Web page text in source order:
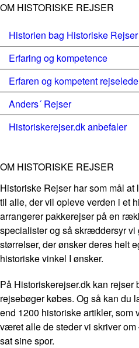
OM HISTORISKE REJSER
Historien bag Historiske Rejser
Erfaring og kompetence
Erfaren og kompetent
Anders´ Rejser
Historiskerejser.dk anbefaler
OM HISTORISKE REJSER
Historiske Rejser har som mål
til alle, der vil opleve verden i et
arrangerer pakkerejser på en
specialister og så skræddersyr
størrelser, der ønsker deres helt
historiske vinkel I ønsker.
På Historiskerejser.dk kan rejser
rejsebøger købes. Og så kan du
end 1200 historiske artikler, som
været alle de steder vi skriver
sat sine spor.